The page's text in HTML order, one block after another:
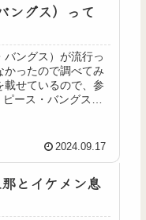
ングス）って
ングス）が流行っ
かったので調べてみ
載せているので、参
ース・バングス）
2024.09.17
とイケメン息